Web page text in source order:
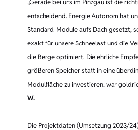
„Gerade bei uns im Pinzgau ist die
entscheidend. Energie Autonom hat
Standard-Module aufs Dach gesetzt,
exakt für unsere Schneelast und die
die Berge optimiert. Die ehrliche
größeren Speicher statt in eine
Modulfläche zu investieren, war
W.
Die Projektdaten (Umsetzung 2023/